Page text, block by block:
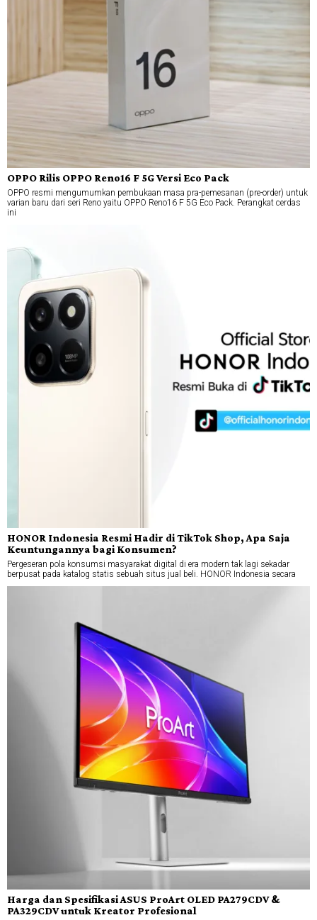
OPPO Rilis OPPO Reno16 F 5G Versi Eco Pack
OPPO resmi mengumumkan pembukaan masa pra-pemesanan (pre-order) untuk
varian baru dari seri Reno yaitu OPPO Reno16 F 5G Eco Pack. Perangkat cerdas
ini
HONOR Indonesia Resmi Hadir di TikTok Shop, Apa Saja
Keuntungannya bagi Konsumen?
Pergeseran pola konsumsi masyarakat digital di era modern tak lagi sekadar
berpusat pada katalog statis sebuah situs jual beli. HONOR Indonesia secara
Harga dan Spesifikasi ASUS ProArt OLED PA279CDV &
PA329CDV untuk Kreator Profesional